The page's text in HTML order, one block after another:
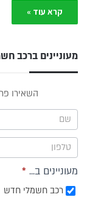
קרא עוד »
מעוניינים ברכב
תפריט
צד
השאירו
מעוניינים ב... *
רכב חשמלי חדש